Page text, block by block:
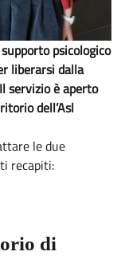
supporto psicologico
liberarsi dalla
servizio è aperto
dell’Asl
le due
recapiti:
di